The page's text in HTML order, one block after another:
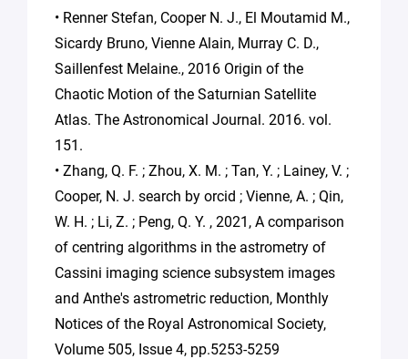
• Renner Stefan, Cooper N. J., El Moutamid M.,
Sicardy Bruno, Vienne Alain, Murray C. D.,
Saillenfest Melaine., 2016 Origin of the
Chaotic Motion of the Saturnian Satellite
Atlas. The Astronomical Journal. 2016. vol.
151.
• Zhang, Q. F. ; Zhou, X. M. ; Tan, Y. ; Lainey, V. ;
Cooper, N. J. search by orcid ; Vienne, A. ; Qin,
W. H. ; Li, Z. ; Peng, Q. Y. , 2021, A comparison
of centring algorithms in the astrometry of
Cassini imaging science subsystem images
and Anthe's astrometric reduction, Monthly
Notices of the Royal Astronomical Society,
Volume 505, Issue 4, pp.5253-5259